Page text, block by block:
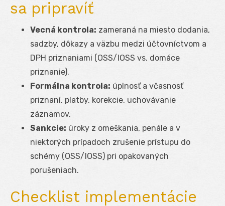
sa pripravíť
Vecná kontrola: zameraná na miesto dodania,
sadzby, dôkazy a väzbu medzi účtovníctvom a
DPH priznaniami (OSS/IOSS vs. domáce
priznanie).
Formálna kontrola: úplnosť a včasnosť
priznaní, platby, korekcie, uchovávanie
záznamov.
Sankcie: úroky z omeškania, penále a v
niektorých prípadoch zrušenie prístupu do
schémy (OSS/IOSS) pri opakovaných
porušeniach.
Checklist implementácie